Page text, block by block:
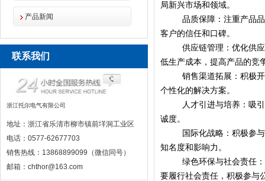
产品新闻
联系我们
浙江托尔电气有限公司
地址：浙江省乐清市柳市镇前垟洞工业区
电话：0577-62677703
销售热线：13868899099（微信同号）
邮箱：chthor@163.com
局新兴市场和领域。
品质保障：注重产品
客户的信任和口碑。
供应链管理：优化供
低生产成本，提高产品的竞
销售渠道拓展：积极
个性化的解决方案。
人才引进与培养：吸
诚度。
国际化战略：积极参
知名度和影响力。
绿色环保与社会责任
要履行社会责任，积极参与